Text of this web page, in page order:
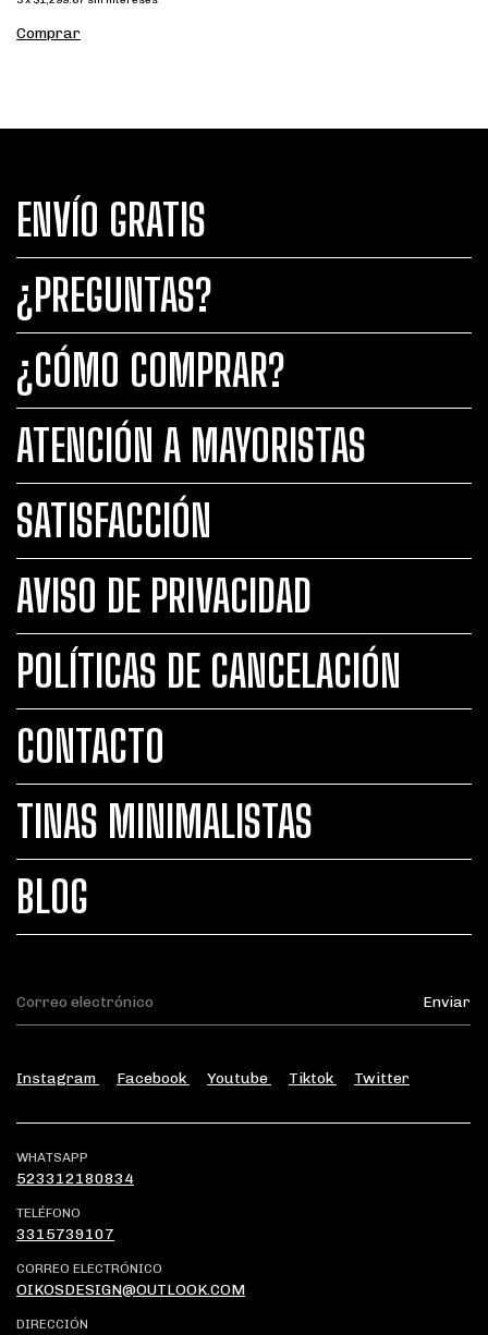
ENVÍO GRATIS
¿PREGUNTAS?
¿CÓMO COMPRAR?
ATENCIÓN A MAYORISTAS
SATISFACCIÓN
AVISO DE PRIVACIDAD
POLÍTICAS DE CANCELACIÓN
CONTACTO
TINAS MINIMALISTAS
BLOG
Instagram Facebook Youtube Tiktok Twitter
WHATSAPP
523312180834
TELÉFONO
3315739107
CORREO ELECTRÓNICO
OIKOSDESIGN@OUTLOOK.COM
DIRECCIÓN